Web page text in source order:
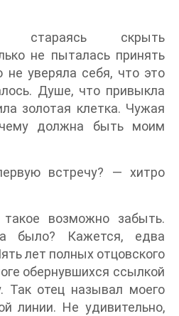
стараясь скрыть
не пыталась принять
не уверяла себя, что это
Душе, что привыкла
золотая клетка. Чужая
должна быть моим
встречу? — хитро
возможно забыть.
было? Кажется, едва
лет полных отцовского
обернувшихся ссылкой
Так отец называл моего
линии. Не удивительно,